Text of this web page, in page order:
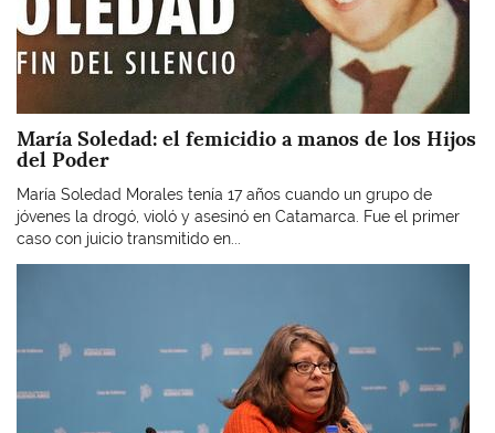
María Soledad: el femicidio a manos de los Hijos
del Poder
María Soledad Morales tenía 17 años cuando un grupo de
jóvenes la drogó, violó y asesinó en Catamarca. Fue el primer
caso con juicio transmitido en...